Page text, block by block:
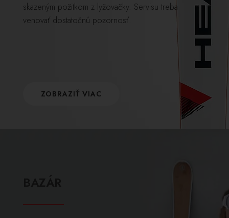
skazeným požitkom z lyžovačky. Servisu treba
venovať dostatočnú pozornosť.
ZOBRAZIŤ VIAC